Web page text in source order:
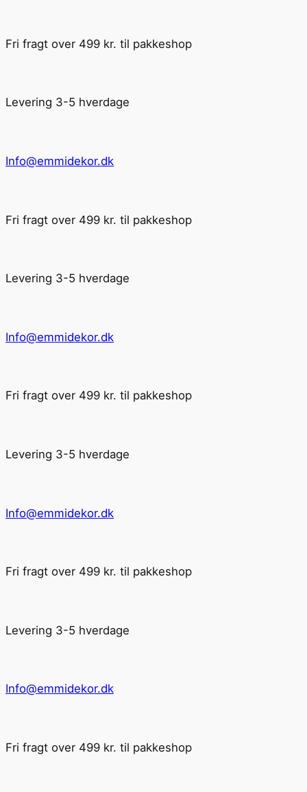
Fri fragt over 499 kr. til pakkeshop
Levering 3-5 hverdage
Info@emmidekor.dk
Fri fragt over 499 kr. til pakkeshop
Levering 3-5 hverdage
Info@emmidekor.dk
Fri fragt over 499 kr. til pakkeshop
Levering 3-5 hverdage
Info@emmidekor.dk
Fri fragt over 499 kr. til pakkeshop
Levering 3-5 hverdage
Info@emmidekor.dk
Fri fragt over 499 kr. til pakkeshop